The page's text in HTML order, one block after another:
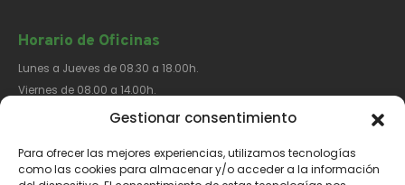
Gestionar consentimiento
Para ofrecer las mejores experiencias, utilizamos tecnologías
como las cookies para almacenar y/o acceder a la información
Horario de Oficinas
Lunes a Jueves de 08.30 a 18.00h.
Viernes de 08.00 a 14.00h.
Síguenos​